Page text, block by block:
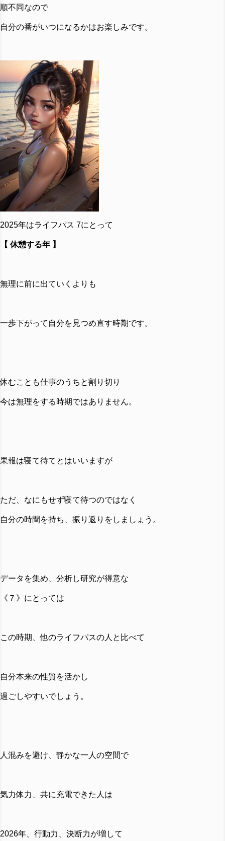
順不同なので
自分の番がいつになるかはお楽しみです。
2025年はライフパス 7にとって
【 休憩する年 】
無理に前に出ていくよりも
一歩下がって自分を見つめ直す時期です。
休むことも仕事のうちと割り切り
今は無理をする時期ではありません。
果報は寝て待てとはいいますが
ただ、なにもせず寝て待つのではなく
自分の時間を持ち、振り返りをしましょう。
データを集め、分析し研究が得意な
《７》にとっては
この時期、他のライフパスの人と比べて
自分本来の性質を活かし
過ごしやすいでしょう。
人混みを避け、静かな一人の空間で
気力体力、共に充電できた人は
2026年、行動力、決断力が増して